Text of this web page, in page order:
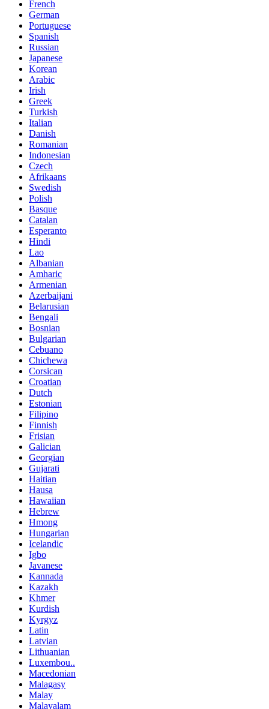
French
German
Portuguese
Spanish
Russian
Japanese
Korean
Arabic
Irish
Greek
Turkish
Italian
Danish
Romanian
Indonesian
Czech
Afrikaans
Swedish
Polish
Basque
Catalan
Esperanto
Hindi
Lao
Albanian
Amharic
Armenian
Azerbaijani
Belarusian
Bengali
Bosnian
Bulgarian
Cebuano
Chichewa
Corsican
Croatian
Dutch
Estonian
Filipino
Finnish
Frisian
Galician
Georgian
Gujarati
Haitian
Hausa
Hawaiian
Hebrew
Hmong
Hungarian
Icelandic
Igbo
Javanese
Kannada
Kazakh
Khmer
Kurdish
Kyrgyz
Latin
Latvian
Lithuanian
Luxembou..
Macedonian
Malagasy
Malay
Malayalam